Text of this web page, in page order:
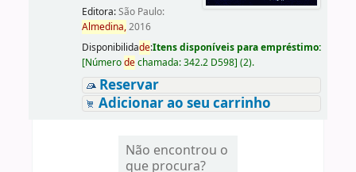
Editora:São Paulo:
Almedina,2016
Disponibilidade:Itens disponíveis para empréstimo:
[Númerodechamada:342.2 D598] (2).
Reservar
Adicionar ao seu carrinho
Não encontrou o
que procura?